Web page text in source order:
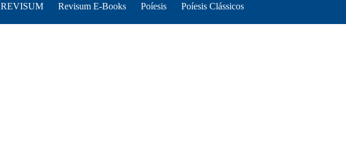
REVISUM Revisum E-Books Poíesis Poíesis Clássicos